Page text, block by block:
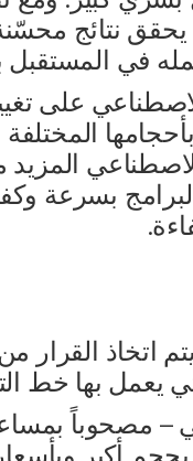
نتائج
في
على
المختلفة
الاصطناعي
بسرعة
اتخاذ القرار
يعمل بها خط
– مصحوباً